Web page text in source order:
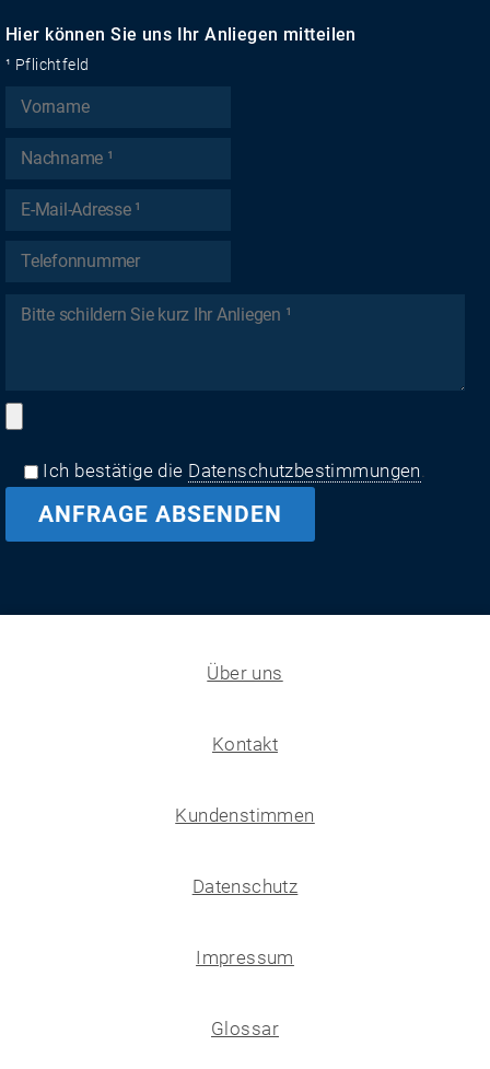
Hier können Sie uns Ihr Anliegen mitteilen
¹ Pflichtfeld
Ich bestätige die Datenschutzbestimmungen.
Über uns
Kontakt
Kundenstimmen
Datenschutz
Impressum
Glossar